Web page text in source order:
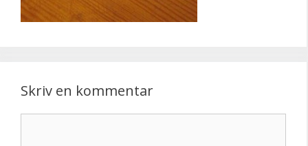
Skriv en kommentar